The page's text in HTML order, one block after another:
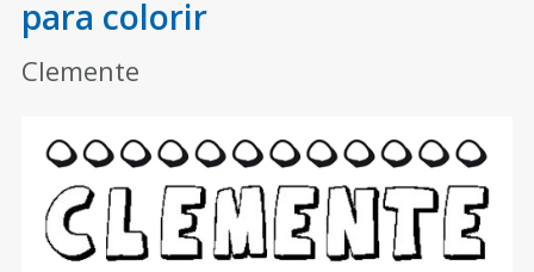
para colorir
Clemente